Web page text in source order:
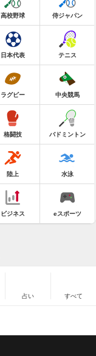
高校野球 侍ジャパン
日本代表 テニス
ラグビー 中央競馬
格闘技 バドミントン
陸上 水泳
ビジネス eスポーツ
占い すべて